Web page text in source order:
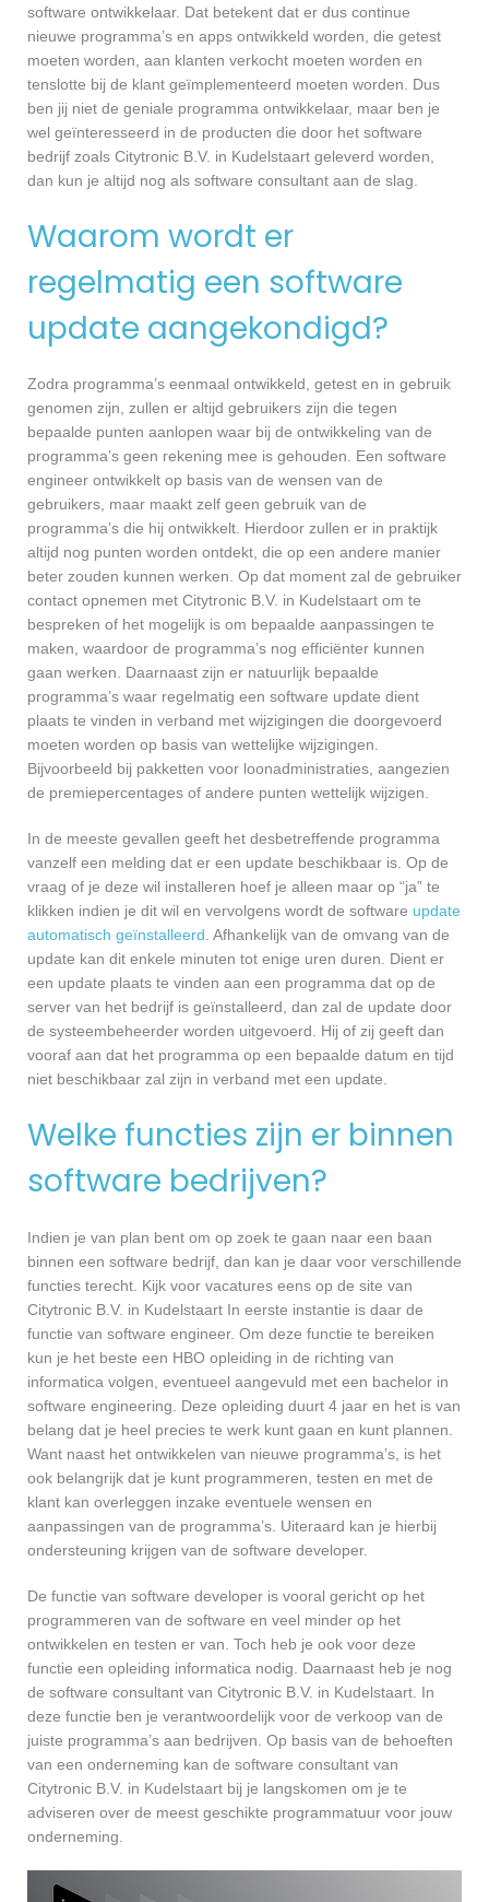
software ontwikkelaar. Dat betekent dat er dus continue
nieuwe programma’s en apps ontwikkeld worden, die getest
moeten worden, aan klanten verkocht moeten worden en
tenslotte bij de klant geïmplementeerd moeten worden. Dus
ben jij niet de geniale programma ontwikkelaar, maar ben je
wel geïnteresseerd in de producten die door het software
bedrijf zoals Citytronic B.V. in Kudelstaart geleverd worden,
dan kun je altijd nog als software consultant aan de slag.
Waarom wordt er
regelmatig een software
update aangekondigd?
Zodra programma’s eenmaal ontwikkeld, getest en in gebruik
genomen zijn, zullen er altijd gebruikers zijn die tegen
bepaalde punten aanlopen waar bij de ontwikkeling van de
programma’s geen rekening mee is gehouden. Een software
engineer ontwikkelt op basis van de wensen van de
gebruikers, maar maakt zelf geen gebruik van de
programma’s die hij ontwikkelt. Hierdoor zullen er in praktijk
altijd nog punten worden ontdekt, die op een andere manier
beter zouden kunnen werken. Op dat moment zal de gebruiker
contact opnemen met Citytronic B.V. in Kudelstaart om te
bespreken of het mogelijk is om bepaalde aanpassingen te
maken, waardoor de programma’s nog efficiënter kunnen
gaan werken. Daarnaast zijn er natuurlijk bepaalde
programma’s waar regelmatig een software update dient
plaats te vinden in verband met wijzigingen die doorgevoerd
moeten worden op basis van wettelijke wijzigingen.
Bijvoorbeeld bij pakketten voor loonadministraties, aangezien
de premiepercentages of andere punten wettelijk wijzigen.
In de meeste gevallen geeft het desbetreffende programma
vanzelf een melding dat er een update beschikbaar is. Op de
vraag of je deze wil installeren hoef je alleen maar op “ja” te
klikken indien je dit wil en vervolgens wordt de software update
automatisch geïnstalleerd. Afhankelijk van de omvang van de
update kan dit enkele minuten tot enige uren duren. Dient er
een update plaats te vinden aan een programma dat op de
server van het bedrijf is geïnstalleerd, dan zal de update door
de systeembeheerder worden uitgevoerd. Hij of zij geeft dan
vooraf aan dat het programma op een bepaalde datum en tijd
niet beschikbaar zal zijn in verband met een update.
Welke functies zijn er binnen
software bedrijven?
Indien je van plan bent om op zoek te gaan naar een baan
binnen een software bedrijf, dan kan je daar voor verschillende
functies terecht. Kijk voor vacatures eens op de site van
Citytronic B.V. in Kudelstaart In eerste instantie is daar de
functie van software engineer. Om deze functie te bereiken
kun je het beste een HBO opleiding in de richting van
informatica volgen, eventueel aangevuld met een bachelor in
software engineering. Deze opleiding duurt 4 jaar en het is van
belang dat je heel precies te werk kunt gaan en kunt plannen.
Want naast het ontwikkelen van nieuwe programma’s, is het
ook belangrijk dat je kunt programmeren, testen en met de
klant kan overleggen inzake eventuele wensen en
aanpassingen van de programma’s. Uiteraard kan je hierbij
ondersteuning krijgen van de software developer.
De functie van software developer is vooral gericht op het
programmeren van de software en veel minder op het
ontwikkelen en testen er van. Toch heb je ook voor deze
functie een opleiding informatica nodig. Daarnaast heb je nog
de software consultant van Citytronic B.V. in Kudelstaart. In
deze functie ben je verantwoordelijk voor de verkoop van de
juiste programma’s aan bedrijven. Op basis van de behoeften
van een onderneming kan de software consultant van
Citytronic B.V. in Kudelstaart bij je langskomen om je te
adviseren over de meest geschikte programmatuur voor jouw
onderneming.